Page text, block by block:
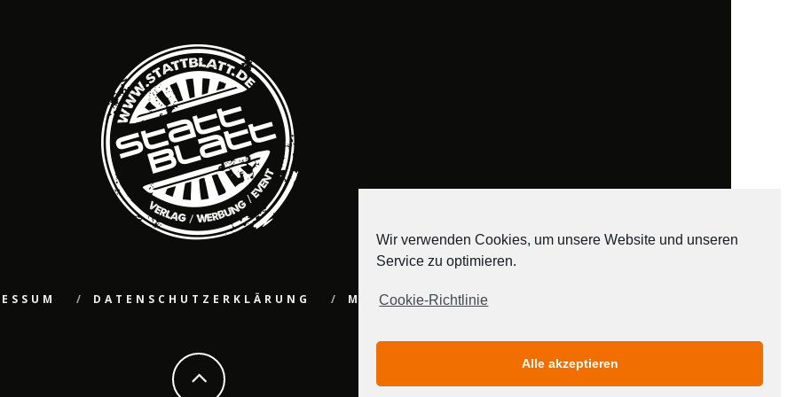
DATENSCHUTZERKLÄRUNG MEDIADATEN
Wir verwenden Cookies, um unsere Website und unseren
Service zu optimieren.
Cookie-Richtlinie
Alle akzeptieren